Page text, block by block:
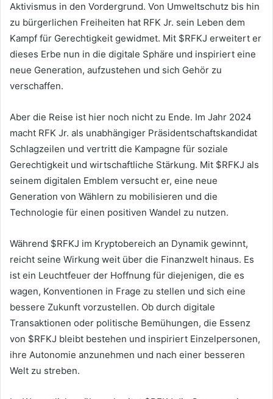
Aktivismus in den Vordergrund. Von Umweltschutz bis hin
zu bürgerlichen Freiheiten hat RFK Jr. sein Leben dem
Kampf für Gerechtigkeit gewidmet. Mit $RFKJ erweitert er
dieses Erbe nun in die digitale Sphäre und inspiriert eine
neue Generation, aufzustehen und sich Gehör zu
verschaffen.
Aber die Reise ist hier noch nicht zu Ende. Im Jahr 2024
macht RFK Jr. als unabhängiger Präsidentschaftskandidat
Schlagzeilen und vertritt die Kampagne für soziale
Gerechtigkeit und wirtschaftliche Stärkung. Mit $RFKJ als
seinem digitalen Emblem versucht er, eine neue
Generation von Wählern zu mobilisieren und die
Technologie für einen positiven Wandel zu nutzen.
Während $RFKJ im Kryptobereich an Dynamik gewinnt,
reicht seine Wirkung weit über die Finanzwelt hinaus. Es
ist ein Leuchtfeuer der Hoffnung für diejenigen, die es
wagen, Konventionen in Frage zu stellen und sich eine
bessere Zukunft vorzustellen. Ob durch digitale
Transaktionen oder politische Bemühungen, die Essenz
von $RFKJ bleibt bestehen und inspiriert Einzelpersonen,
ihre Autonomie anzunehmen und nach einer besseren
Welt zu streben.